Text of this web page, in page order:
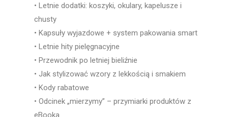
• Letnie dodatki: koszyki, okulary, kapelusze i
chusty
• Kapsuły wyjazdowe + system pakowania smart
• Letnie hity pielęgnacyjne
• Przewodnik po letniej bieliźnie
• Jak stylizować wzory z lekkością i smakiem
• Kody rabatowe
• Odcinek „mierzymy” – przymiarki produktów z
eBooka